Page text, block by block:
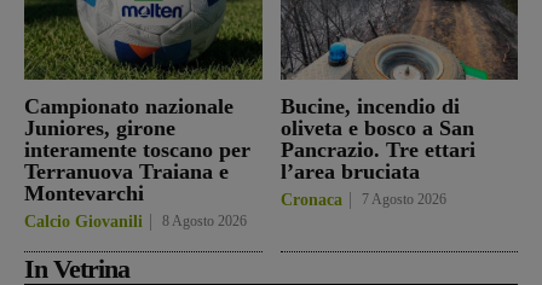
Campionato nazionale
Juniores, girone
interamente toscano per
Terranuova Traiana e
Montevarchi
Calcio Giovanili 8 Agosto 2026
Bucine, incendio di
oliveta e bosco a San
Pancrazio. Tre ettari
l’area bruciata
Cronaca 7 Agosto 2026
In Vetrina